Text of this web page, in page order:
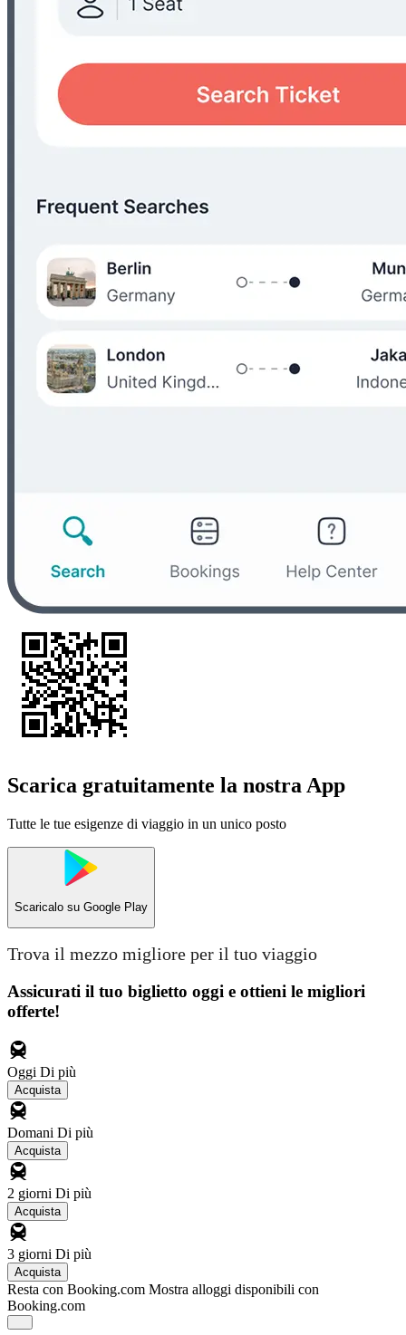
Scarica gratuitamente la nostra App
Tutte le tue esigenze di viaggio in un unico posto
Scaricalo su Google Play
Trova il mezzo migliore per il tuo viaggio
Assicurati il ​​tuo biglietto oggi e ottieni le migliori
offerte!
Oggi Di più
Acquista
Domani Di più
Acquista
2 giorni Di più
Acquista
3 giorni Di più
Acquista
Resta con Booking.com Mostra alloggi disponibili con
Booking.com